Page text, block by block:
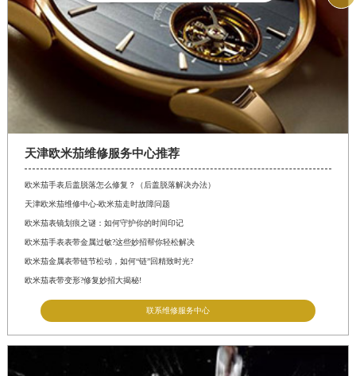
天津欧米茄维修服务中心推荐
欧米茄手表后盖脱落怎么修复？（后盖脱落解决办法）
天津欧米茄维修中心-欧米茄走时故障问题
欧米茄表镜划痕之谜：如何守护你的时间印记
欧米茄手表表带金属过敏?这些妙招帮你轻松解决
欧米茄金属表带链节松动，如何“链”回精致时光?
欧米茄表带变形?修复妙招大揭秘!
联系维修服务中心